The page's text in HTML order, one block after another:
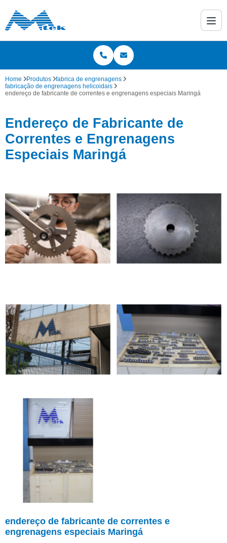
Home Produtos
fabrica de engrenagens
fabricação de engrenagens helicoidais
endereço de fabricante de correntes e engrenagens especiais Maringá
Endereço de Fabricante de
Correntes e Engrenagens
Especiais Maringá
endereço de fabricante de correntes e
engrenagens especiais Maringá